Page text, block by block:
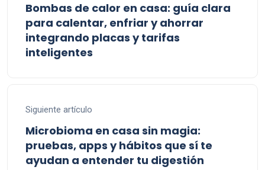
Bombas de calor en casa: guía clara
para calentar, enfriar y ahorrar
integrando placas y tarifas
inteligentes
Siguiente artículo
Microbioma en casa sin magia:
pruebas, apps y hábitos que sí te
ayudan a entender tu digestión